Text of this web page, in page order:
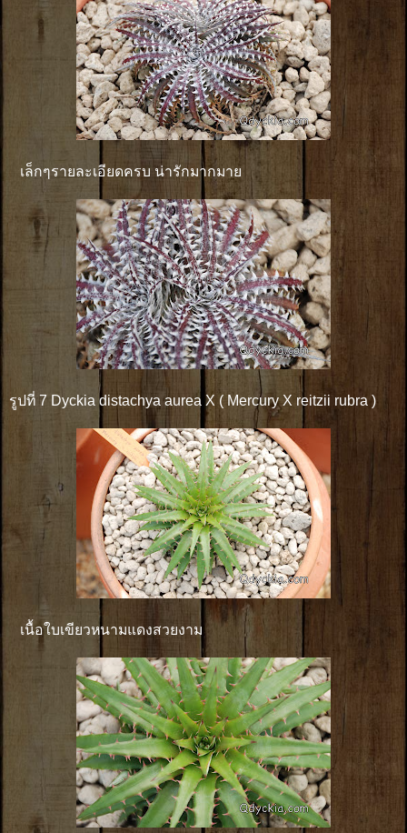
เล็กๆรายละเอียดครบ น่ารักมากมาย
รูปที่ 7 Dyckia distachya aurea X ( Mercury X reitzii rubra )
เนื้อใบเขียวหนามแดงสวยงาม